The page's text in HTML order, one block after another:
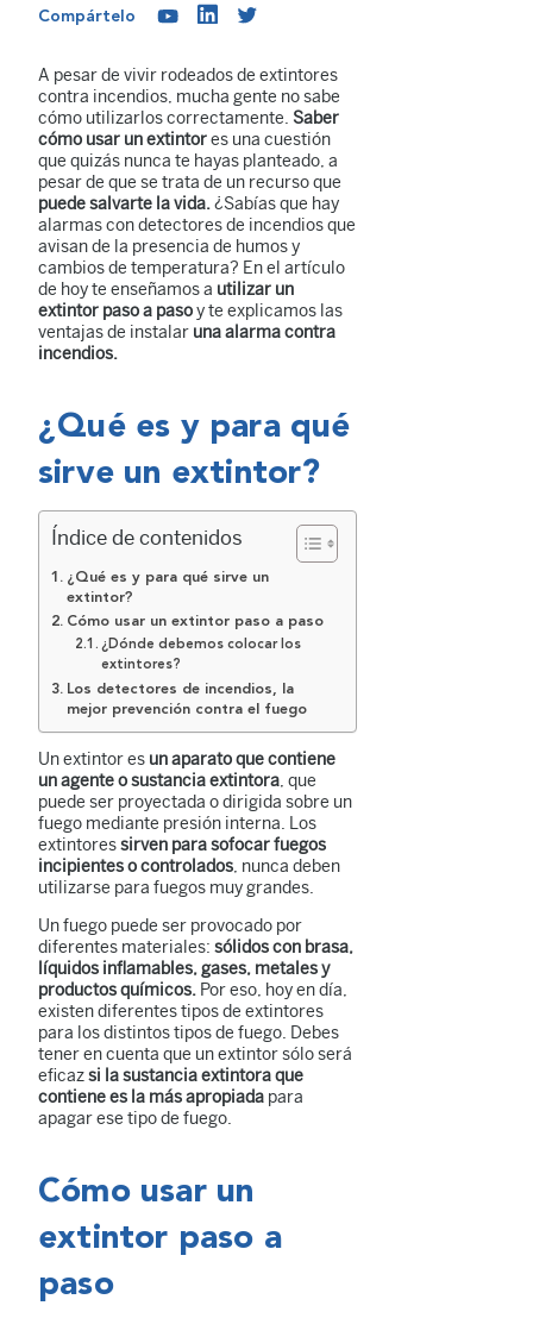
Compártelo
A pesar de vivir rodeados de extintores
contra incendios, mucha gente no sabe
cómo utilizarlos correctamente. Saber
cómo usar un extintores una cuestión
que quizás nunca te hayas planteado, a
pesar de que se trata de un recurso que
puede salvarte la vida.¿Sabías que hay
alarmas con detectores de incendios que
avisan de la presencia de humos y
cambios de temperatura? En el artículo
de hoy te enseñamos a utilizar un
extintor paso a pasoy te explicamos las
ventajas de instalar una alarma contra
incendios.
¿Qué es y para qué
sirve un extintor?
Índice de contenidos
¿Qué es y para qué sirve un
extintor?
Cómo usar un extintor paso a paso
¿Dónde debemos colocar los
extintores?
Los detectores de incendios, la
mejor prevención contra el fuego
Un extintor es un aparato que contiene
un agente o sustancia extintora, que
puede ser proyectada o dirigida sobre un
fuego mediante presión interna. Los
extintoressirven para sofocar fuegos
incipientes o controlados, nunca deben
utilizarse para fuegos muy grandes.
Un fuego puede ser provocado por
diferentes materiales: sólidos con brasa,
líquidos inflamables, gases, metales y
productos químicos. Por eso, hoy en día,
existen diferentes tipos de extintores
para los distintos tipos de fuego. Debes
tener en cuenta que un extintor sólo será
eficazsi la sustancia extintora que
contiene es la más apropiada para
apagar ese tipo de fuego.
Cómo usar un
extintor paso a
paso